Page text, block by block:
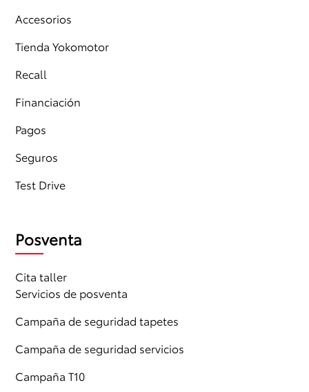
Accesorios
Tienda Yokomotor
Recall
Financiación
Pagos
Seguros
Test Drive
Posventa
Cita taller
Servicios de posventa
Campaña de seguridad tapetes
Campaña de seguridad servicios
Campaña T10